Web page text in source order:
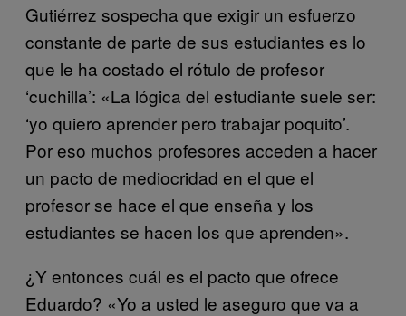
Gutiérrez sospecha que exigir un esfuerzo
constante de parte de sus estudiantes es lo
que le ha costado el rótulo de profesor
‘cuchilla’: «La lógica del estudiante suele ser:
‘yo quiero aprender pero trabajar poquito’.
Por eso muchos profesores acceden a hacer
un pacto de mediocridad en el que el
profesor se hace el que enseña y los
estudiantes se hacen los que aprenden».
¿Y entonces cuál es el pacto que ofrece
Eduardo? «Yo a usted le aseguro que va a